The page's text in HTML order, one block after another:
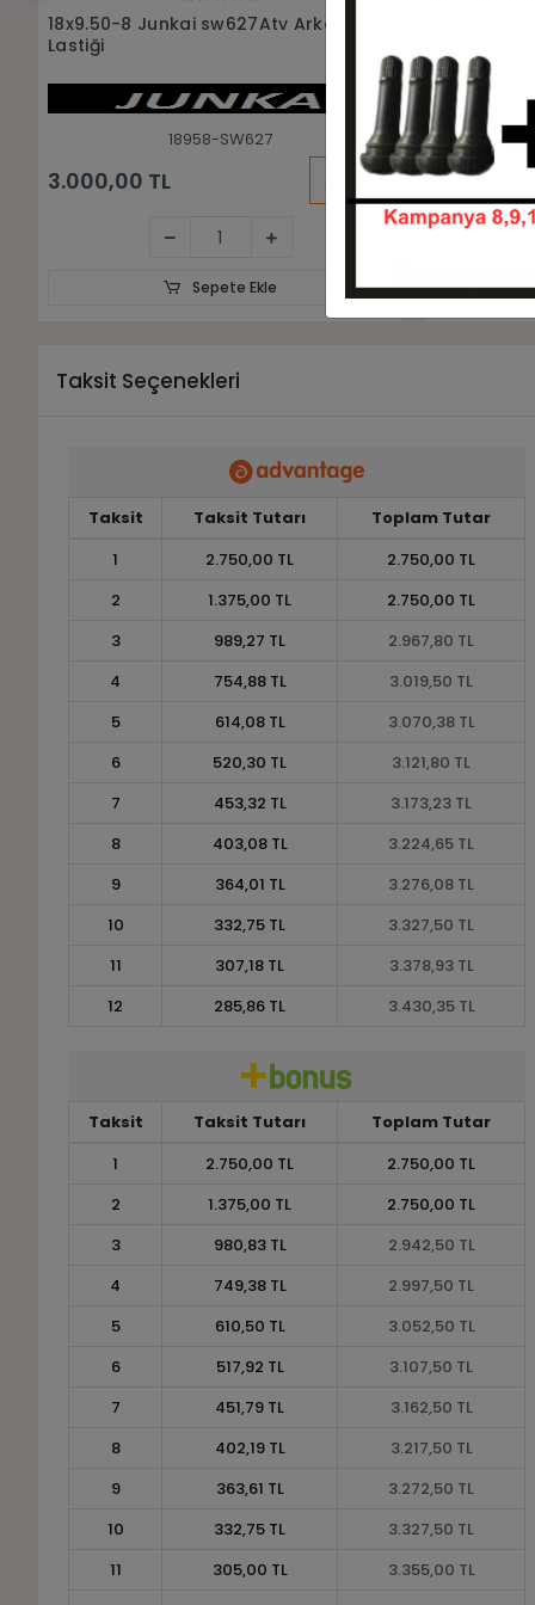
18x9.50-8 Billas BL770 6 Kat Atv
Arka Lastiği
18958-320025
3.484,80 TL KARGO
BEDAVA
Sepete Ekle
18x9.50-8
3.250,00
Taksit Seçenekleri
Taksit Taksit Tutarı
Toplam Tutar
1
2.750,00 TL
2.750,00 TL
2
1.375,00 TL
2.750,00 TL
3
989,27 TL
2.967,80 TL
4
754,88 TL
3.019,50 TL
5
614,08 TL
3.070,38 TL
6
520,30 TL
3.121,80 TL
7
453,32 TL
3.173,23 TL
8
403,08 TL
3.224,65 TL
9
364,01 TL
3.276,08 TL
10
332,75 TL
3.327,50 TL
11
307,18 TL
3.378,93 TL
12
285,86 TL 3.430,35 TL
Taksit Taksit Tutarı
Toplam Tutar
1
2.750,00 TL
2.750,00 TL
2
1.375,00 TL
2.750,00 TL
3
980,83 TL
2.942,50 TL
4
749,38 TL
2.997,50 TL
5
610,50 TL
3.052,50 TL
6
517,92 TL
3.107,50 TL
7
451,79 TL
3.162,50 TL
8
402,19 TL
3.217,50 TL
9
363,61 TL
3.272,50 TL
10
332,75 TL
3.327,50 TL
11
305,00 TL
3.355,00 TL